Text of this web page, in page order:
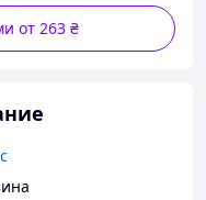
от 263 ₴